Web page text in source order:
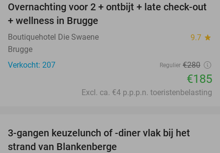
34%
Overnachting voor 2 + ontbijt + late check-out
+ wellness in Brugge
Boutiquehotel Die Swaene 9.7 star
Brugge
Verkocht: 207
Regulier €280
€185
Excl. ca. €4 p.p.p.n. toeristenbelasting
3-gangen keuzelunch of -diner vlak bij het
strand van Blankenberge